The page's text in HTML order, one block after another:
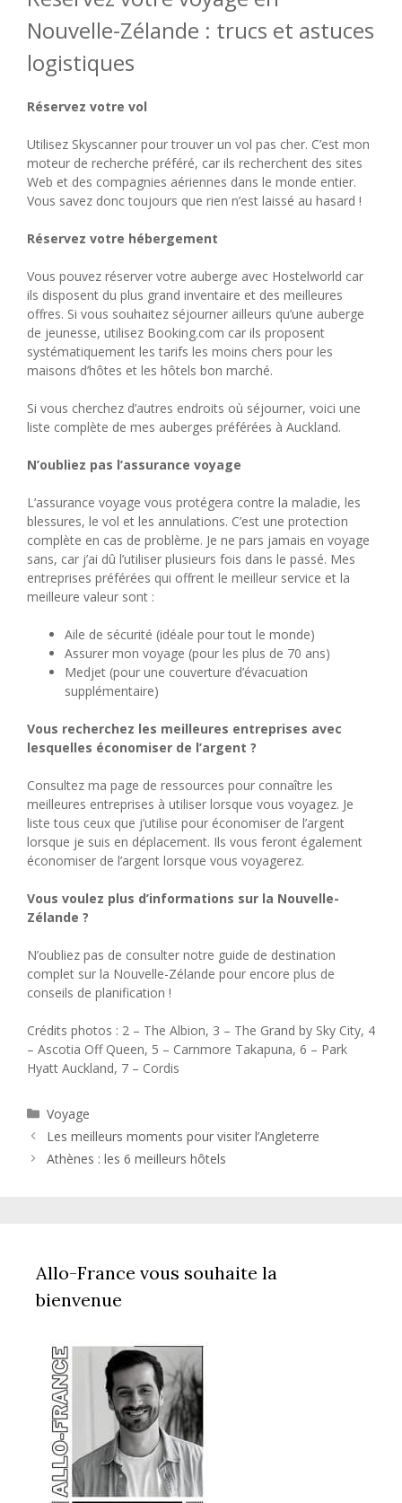
Nouvelle-Zélande : trucs et astuces
logistiques
Réservez votre vol
Utilisez Skyscanner pour trouver un vol pas cher. C’est mon
moteur de recherche préféré, car ils recherchent des sites
Web et des compagnies aériennes dans le monde entier.
Vous savez donc toujours que rien n’est laissé au hasard !
Réservez votre hébergement
Vous pouvez réserver votre auberge avec Hostelworld car
ils disposent du plus grand inventaire et des meilleures
offres. Si vous souhaitez séjourner ailleurs qu’une auberge
de jeunesse, utilisez Booking.com car ils proposent
systématiquement les tarifs les moins chers pour les
maisons d’hôtes et les hôtels bon marché.
Si vous cherchez d’autres endroits où séjourner, voici une
liste complète de mes auberges préférées à Auckland.
N’oubliez pas l’assurance voyage
L’assurance voyage vous protégera contre la maladie, les
blessures, le vol et les annulations. C’est une protection
complète en cas de problème. Je ne pars jamais en voyage
sans, car j’ai dû l’utiliser plusieurs fois dans le passé. Mes
entreprises préférées qui offrent le meilleur service et la
meilleure valeur sont :
Aile de sécurité (idéale pour tout le monde)
Assurer mon voyage (pour les plus de 70 ans)
Medjet (pour une couverture d’évacuation
supplémentaire)
Vous recherchez les meilleures entreprises avec
lesquelles économiser de l’argent ?
Consultez ma page de ressources pour connaître les
meilleures entreprises à utiliser lorsque vous voyagez. Je
liste tous ceux que j’utilise pour économiser de l’argent
lorsque je suis en déplacement. Ils vous feront également
économiser de l’argent lorsque vous voyagerez.
Vous voulez plus d’informations sur la Nouvelle-
Zélande ?
N’oubliez pas de consulter notre guide de destination
complet sur la Nouvelle-Zélande pour encore plus de
conseils de planification !
Crédits photos : 2 – The Albion, 3 – The Grand by Sky City, 4
– Ascotia Off Queen, 5 – Carnmore Takapuna, 6 – Park
Hyatt Auckland, 7 – Cordis
Catégories
Voyage
Les meilleurs moments pour visiter l’Angleterre
Athènes : les 6 meilleurs hôtels
Allo-France vous souhaite la
bienvenue